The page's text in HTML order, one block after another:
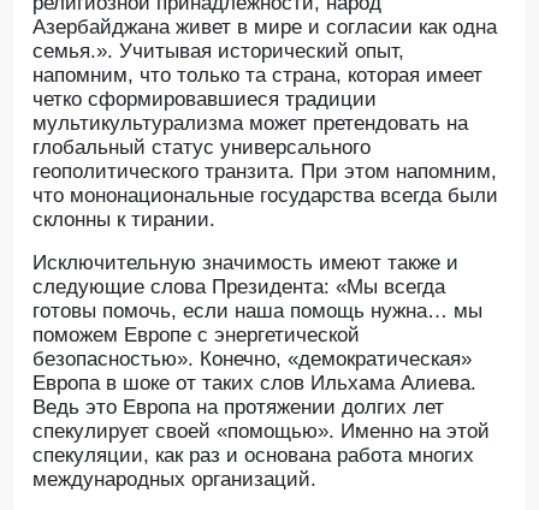
Азербайджана живет в мире и согласии как одна
семья.». Учитывая исторический опыт,
напомним, что только та страна, которая имеет
четко сформировавшиеся традиции
мультикультурализма может претендовать на
глобальный статус универсального
геополитического транзита. При этом напомним,
что мононациональные государства всегда были
склонны к тирании.
Исключительную значимость имеют также и
следующие слова Президента: «Мы всегда
готовы помочь, если наша помощь нужна… мы
поможем Европе с энергетической
безопасностью». Конечно, «демократическая»
Европа в шоке от таких слов Ильхама Алиева.
Ведь это Европа на протяжении долгих лет
спекулирует своей «помощью». Именно на этой
спекуляции, как раз и основана работа многих
международных организаций.